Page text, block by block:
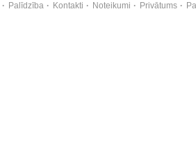
Palīdzība Kontakti Noteikumi Privātums